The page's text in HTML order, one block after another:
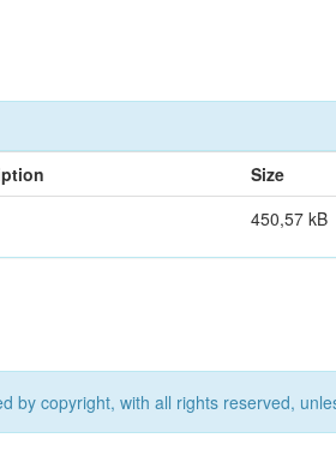
Size
450,57 kB
by copyright, with all rights reserved,